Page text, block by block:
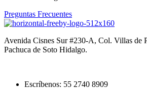
Preguntas Frecuentes
Avenida Cisnes Sur #230-A, Col. Villas de
Pachuca de Soto Hidalgo.
Escríbenos: 55 2740 8909